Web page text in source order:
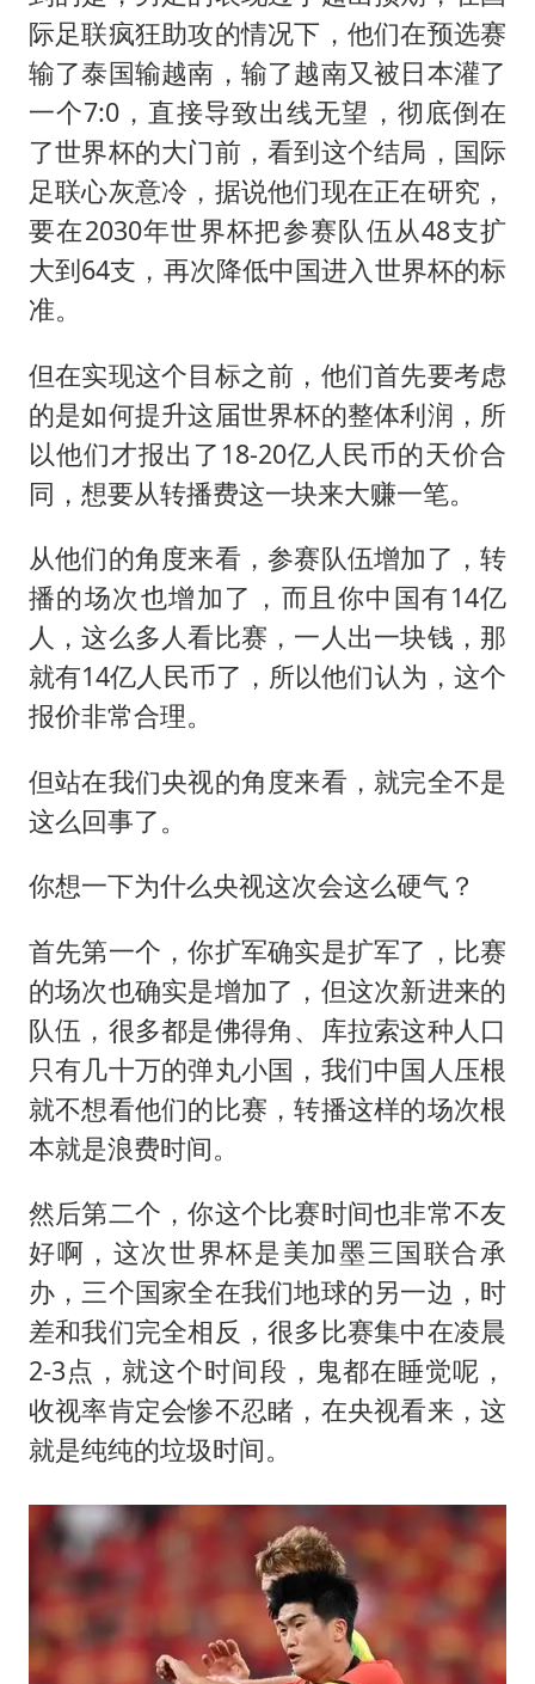
际足联疯狂助攻的情况下，他们在预选赛
输了泰国输越南，输了越南又被日本灌了
一个7:0，直接导致出线无望，彻底倒在
了世界杯的大门前，看到这个结局，国际
足联心灰意冷，据说他们现在正在研究，
要在2030年世界杯把参赛队伍从48支扩
大到64支，再次降低中国进入世界杯的标
准。
但在实现这个目标之前，他们首先要考虑
的是如何提升这届世界杯的整体利润，所
以他们才报出了18-20亿人民币的天价合
同，想要从转播费这一块来大赚一笔。
从他们的角度来看，参赛队伍增加了，转
播的场次也增加了，而且你中国有14亿
人，这么多人看比赛，一人出一块钱，那
就有14亿人民币了，所以他们认为，这个
报价非常合理。
但站在我们央视的角度来看，就完全不是
这么回事了。
你想一下为什么央视这次会这么硬气？
首先第一个，你扩军确实是扩军了，比赛
的场次也确实是增加了，但这次新进来的
队伍，很多都是佛得角、库拉索这种人口
只有几十万的弹丸小国，我们中国人压根
就不想看他们的比赛，转播这样的场次根
本就是浪费时间。
然后第二个，你这个比赛时间也非常不友
好啊，这次世界杯是美加墨三国联合承
办，三个国家全在我们地球的另一边，时
差和我们完全相反，很多比赛集中在凌晨
2-3点，就这个时间段，鬼都在睡觉呢，
收视率肯定会惨不忍睹，在央视看来，这
就是纯纯的垃圾时间。